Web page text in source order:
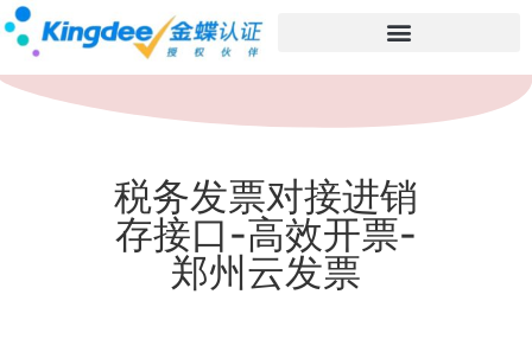
税务发票对接进销
存接口-高效开票-
郑州云发票